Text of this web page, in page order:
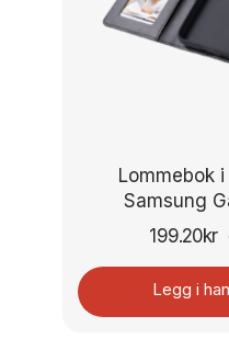
Lommebok
Samsung
199.20kr
Legg i